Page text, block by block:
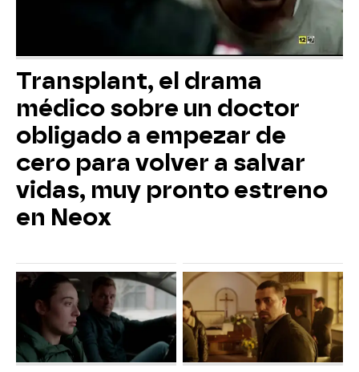
Transplant, el drama
médico sobre un doctor
obligado a empezar de
cero para volver a salvar
vidas, muy pronto estreno
en Neox